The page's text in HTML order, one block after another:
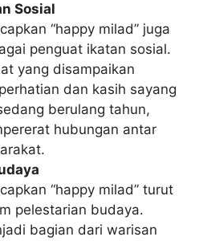
Sosial
“happy milad” juga
penguat ikatan sosial.
yang disampaikan
dan kasih sayang
berulang tahun,
hubungan antar
“happy milad” turut
pelestarian budaya.
bagian dari warisan